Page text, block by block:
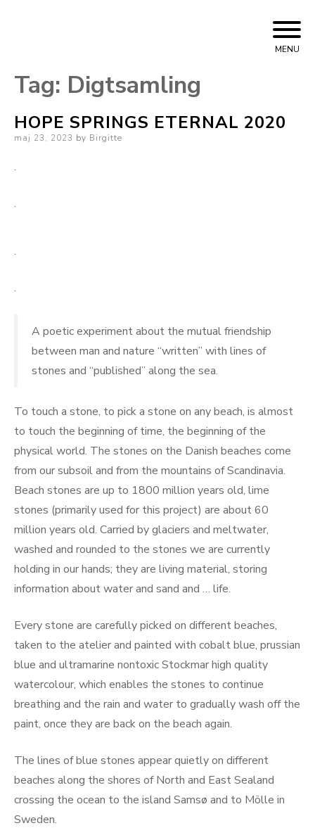
MENU
Tag: Digtsamling
HOPE SPRINGS ETERNAL 2020
Posted
maj 23, 2023 by Birgitte
.
.
.
.
A poetic experiment about the mutual friendship
between man and nature “written” with lines of
stones and “published” along the sea.
To touch a stone, to pick a stone on any beach, is almost
to touch the beginning of time, the beginning of the
physical world. The stones on the Danish beaches come
from our subsoil and from the mountains of Scandinavia.
Beach stones are up to 1800 million years old, lime
stones (primarily used for this project) are about 60
million years old. Carried by glaciers and meltwater,
washed and rounded to the stones we are currently
holding in our hands; they are living material, storing
information about water and sand and … life.
Every stone are carefully picked on different beaches,
taken to the atelier and painted with cobalt blue, prussian
blue and ultramarine nontoxic Stockmar high quality
watercolour, which enables the stones to continue
breathing and the rain and water to gradually wash off the
paint, once they are back on the beach again.
The lines of blue stones appear quietly on different
beaches along the shores of North and East Sealand
crossing the ocean to the island Samsø and to Mölle in
Sweden.